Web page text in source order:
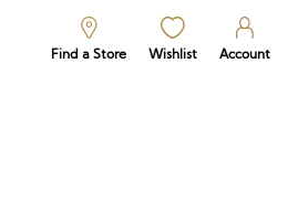
Find a Store Wishlist Account